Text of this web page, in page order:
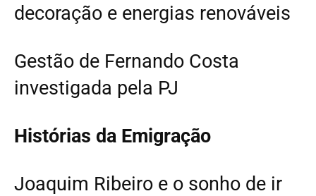
decoração e energias renováveis
Gestão de Fernando Costa
investigada pela PJ
Histórias da Emigração
Joaquim Ribeiro e o sonho de ir